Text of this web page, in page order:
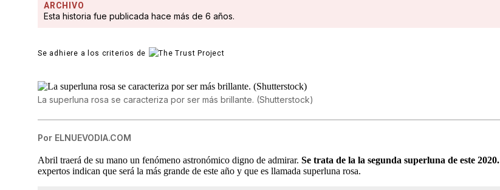
ARCHIVO
Esta historia fue publicada hace más de 6 años.
Se adhiere a los criterios de
La superluna rosa se caracteriza por ser más brillante. (Shutterstock)
Por ELNUEVODIA.COM
Abril traerá de su mano un fenómeno astronómico digno de admirar. Se trata de la la segunda superluna de este 2020.
expertos indican que será la más grande de este año y que es llamada superluna rosa.